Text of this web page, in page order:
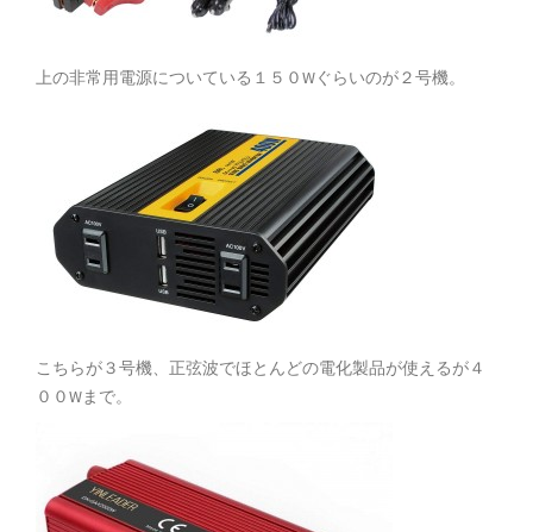
上の非常用電源についている１５０Wぐらいのが２号機。
こちらが３号機、正弦波でほとんどの電化製品が使えるが４
００Wまで。